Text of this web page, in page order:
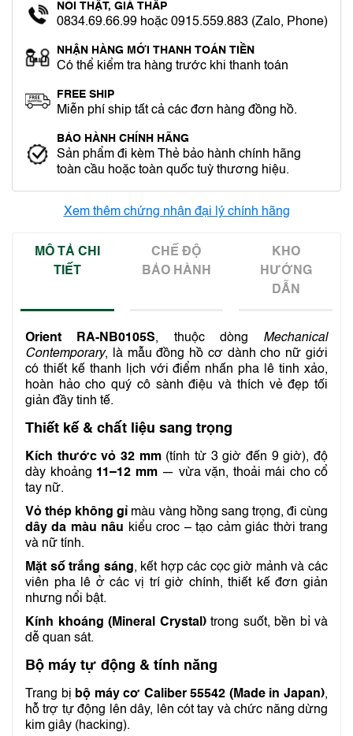
NÓI THẬT, GIÁ THẤP
0834.69.66.99 hoặc 0915.559.883 (Zalo, Phone)
NHẬN HÀNG MỚI THANH TOÁN TIỀN
Có thể kiểm tra hàng trước khi thanh toán
FREE SHIP
Miễn phí ship tất cả các đơn hàng đồng hồ.
BẢO HÀNH CHÍNH HÃNG
Sản phẩm đi kèm Thẻ bảo hành chính hãng
toàn cầu hoặc toàn quốc tuỳ thương hiệu.
Xem thêm chứng nhận đại lý chính hãng
MÔ TẢ CHI
TIẾT
CHẾ ĐỘ
BẢO HÀNH
KHO
HƯỚNG
DẪN
Orient RA-NB0105S, thuộc dòng Mechanical
Contemporary, là mẫu đồng hồ cơ dành cho nữ giới
có thiết kế thanh lịch với điểm nhấn pha lê tinh xảo,
hoàn hảo cho quý cô sành điệu và thích vẻ đẹp tối
giản đầy tinh tế.
Thiết kế & chất liệu sang trọng
Kích thước vỏ 32 mm(tính từ 3 giờ đến 9 giờ), độ
dày khoảng 11–12 mm— vừa vặn, thoải mái cho cổ
tay nữ.
Vỏ thép không gỉ màu vàng hồng sang trọng, đi cùng
dây da màu nâu kiểu croc – tạo cảm giác thời trang
và nữ tính.
Mặt số trắng sáng, kết hợp các cọc giờ mảnh và các
viên pha lê ở các vị trí giờ chính, thiết kế đơn giản
nhưng nổi bật.
Kính khoáng (Mineral Crystal)trong suốt, bền bỉ và
dễ quan sát.
Bộ máy tự động & tính năng
Trang bị bộ máy cơ Caliber 55542 (Made in Japan),
hỗ trợ tự động lên dây, lên cót tay và chức năng dừng
kim giây (hacking).